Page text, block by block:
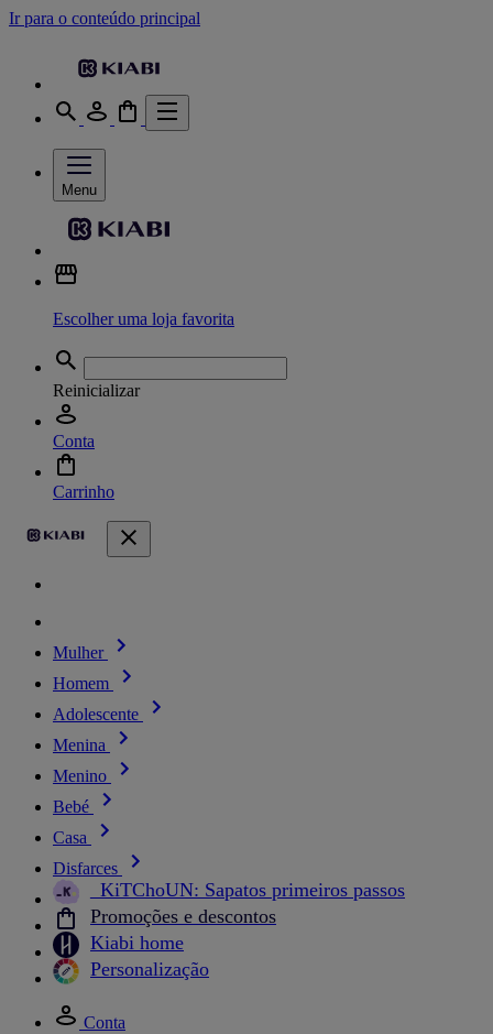
Ir para o conteúdo principal
Menu
Escolher uma loja favorita
Reinicializar
Conta
Carrinho
Mulher
Homem
Adolescente
Menina
Menino
Bebé
Casa
Disfarces
_KiTChoUN: Sapatos primeiros passos
Promoções e descontos
Kiabi home
Personalização
Conta